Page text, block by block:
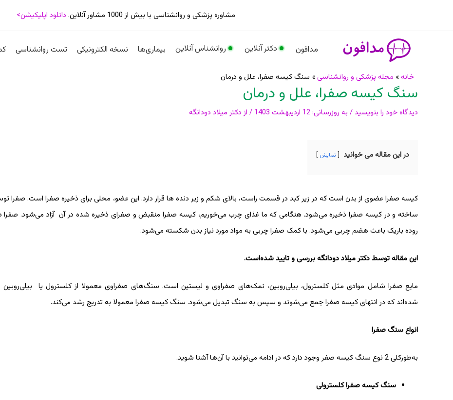
مشاوره پزشکی و روانشناسی با بیش از 1000 مشاور آنلاین. دانلود اپلیکیشن>
مدافون دکتر آنلاین روانشناس آنلاین بیماری‌ها نسخه الکترونیکی تست روانشناسی
خانه مجله پزشکی و روانشناسی سنگ کیسه صفرا، علل و درمان
سنگ کیسه صفرا، علل و درمان
دیدگاه‌ خود را بنویسید / به روزرسانی: / از دکتر میلاد دودانگه
در این مقاله می خوانید نمایش
کیسه صفرا عضوی از بدن است که در زیر کبد در قسمت راست، بالای شکم و زیر دنده ها قرار دارد. این عضو، محلی برای ذخیره صفرا است. صفرا
ساخته و در کیسه صفرا ذخیره می‌شود. هنگامی که ما غذای چرب می‌خوریم، کیسه صفرا منقبض و صفرای ذخیره شده در آن آزاد می‌شود. صفرا
روده باریک باعث هضم چربی می‌شود. با کمک صفرا چربی به مواد مورد نیاز بدن شکسته می‌شود.
این مقاله توسط دکتر میلاد دودانگه بررسی و تایید ‌شده‌است.
مایع صفرا شامل موادی مثل کلسترول، بیلی‌روبین، نمک‌های صفراوی و لیستین است. سنگ‌های صفراوی معمولا از کلسترول یا
شده‌اند که در انتهای کیسه صفرا جمع می‌شوند و سپس به سنگ تبدیل می‌شود. سنگ کیسه صفرا معمولا به تدریج رشد می‌کند.
انواع سنگ صفرا
به‌طورکلی 2 نوع سنگ کیسه صفر وجود دارد که در ادامه می‌توانید با آن‌ها آشنا شوید.
سنگ کیسه صفرا کلسترولی
پیمایش
نوشته